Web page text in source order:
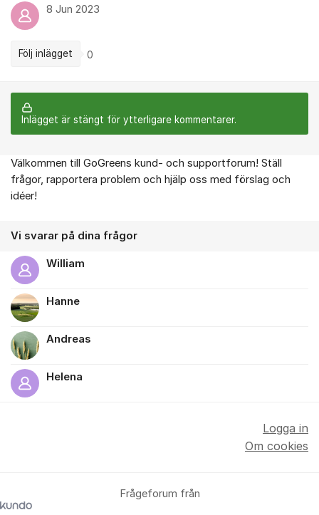
8 Jun 2023
Följ inlägget 0
Inlägget är stängt för ytterligare kommentarer.
Om forumet
Välkommen till GoGreens kund- och supportforum! Ställ
frågor, rapportera problem och hjälp oss med förslag och
idéer!
Vi svarar på dina frågor
William
Hanne
Andreas
Helena
Frågeforum från
Logga in
Om cookies